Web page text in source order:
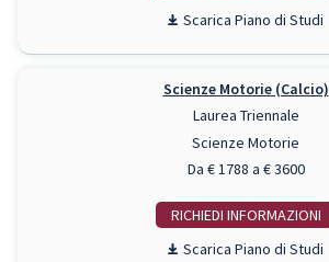
Piano di Studi
Scienze Motorie (Calcio)
Laurea Triennale
Scienze Motorie
Da € 1788 a € 3600
RICHIEDI INFO
Piano di Studi